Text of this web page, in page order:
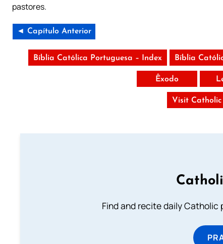
pastores.
◄ Capítulo Anterior
Bíblia Católica Portuguesa – Index Bíblia
Êxodo
Visit
Find and recite daily Catholic